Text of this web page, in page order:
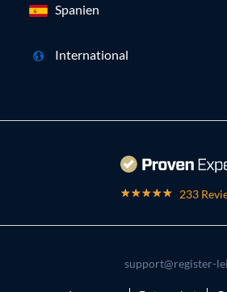
Spanien
International
233
support@register-